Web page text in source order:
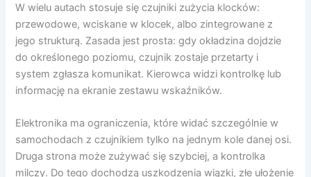
W wielu autach stosuje się czujniki zużycia klocków:
przewodowe, wciskane w klocek, albo zintegrowane z
jego strukturą. Zasada jest prosta: gdy okładzina dojdzie
do określonego poziomu, czujnik zostaje przetarty i
system zgłasza komunikat. Kierowca widzi kontrolkę lub
informację na ekranie zestawu wskaźników.
Elektronika ma ograniczenia, które widać szczególnie w
samochodach z czujnikiem tylko na jednym kole danej osi.
Druga strona może zużywać się szybciej, a kontrolka
milczy. Do tego dochodzą uszkodzenia wiązki, złe ułożenie